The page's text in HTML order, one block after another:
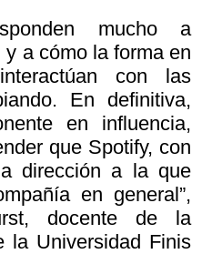
mucho a
a cómo la forma en
con las
En definitiva,
en influencia,
que Spotify, con
dirección a la que
en general”,
docente de la
la Universidad Finis